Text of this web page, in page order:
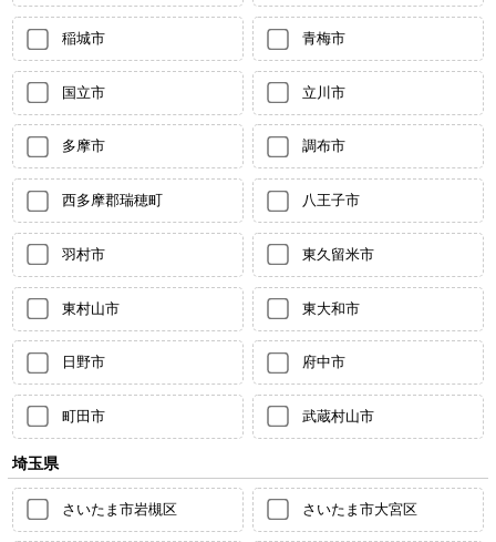
稲城市 青梅市
国立市 立川市
多摩市 調布市
西多摩郡瑞穂町 八王子市
羽村市 東久留米市
東村山市 東大和市
日野市 府中市
町田市 武蔵村山市
埼玉県
さいたま市岩槻区 さいたま市大宮区